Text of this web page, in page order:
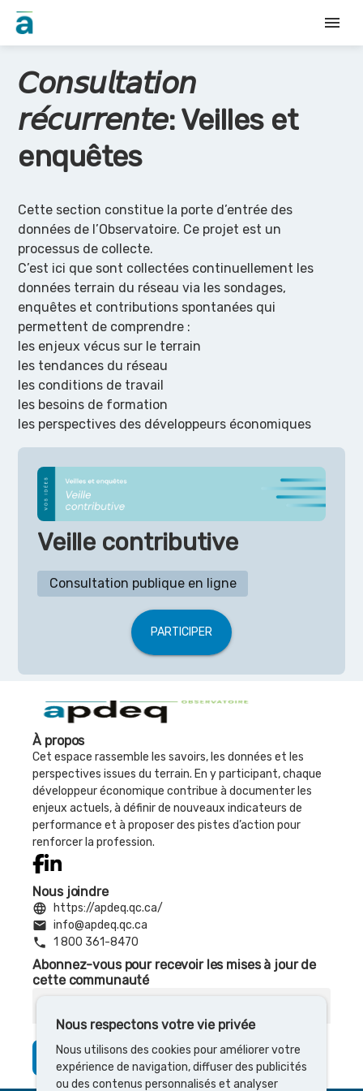
menu
𝘊𝘰𝘯𝘴𝘶𝘭𝘵𝘢𝘵𝘪𝘰𝘯
𝘳𝘦́𝘤𝘶𝘳𝘳𝘦𝘯𝘵𝘦: Veilles et
enquêtes
Cette section constitue la porte d’entrée des
données de l’Observatoire. Ce projet est un
processus de collecte.
C’est ici que sont collectées continuellement les
données terrain du réseau via les sondages,
enquêtes et contributions spontanées qui
permettent de comprendre :
les enjeux vécus sur le terrain
les tendances du réseau
les conditions de travail
les besoins de formation
les perspectives des développeurs économiques
Veille contributive
Consultation publique en ligne
PARTICIPER
À propos
Cet espace rassemble les savoirs, les données et les
perspectives issues du terrain. En y participant, chaque
développeur économique contribue à documenter les
enjeux actuels, à définir de nouveaux indicateurs de
performance et à proposer des pistes d’action pour
renforcer la profession.
Nous joindre
language https://apdeq.qc.ca/
email info@apdeq.qc.ca
phone 1 800 361-8470
Abonnez-vous pour recevoir les mises à jour de
cette communauté
S’abonner
Nous respectons votre vie privée
Nous utilisons des cookies pour améliorer votre
expérience de navigation, diffuser des publicités
ou des contenus personnalisés et analyser